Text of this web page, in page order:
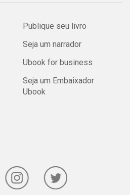
Publique seu livro
Seja um narrador
Ubook for business
Seja um Embaixador
Ubook